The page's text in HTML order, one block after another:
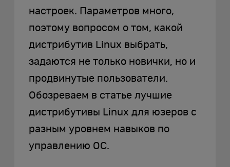
настроек. Параметров много,
поэтому вопросом о том, какой
дистрибутив Linux выбрать,
задаются не только новички, но и
продвинутые пользователи.
Обозреваем в статье лучшие
дистрибутивы Linux для юзеров с
разным уровнем навыков по
управлению ОС.